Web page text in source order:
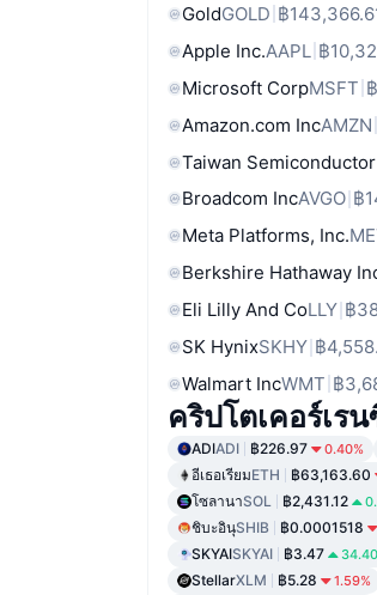
GoldGOLD ฿
Apple Inc.AAPL ฿
Microsoft CorpMSFT
Amazon.com IncAMZN
Taiwan
Broadcom IncAVGO ฿
Meta Platforms, Inc.
Berkshire Hathaway
Eli Lilly And CoLLY ฿
SK HynixSKHY ฿
Walmart IncWMT ฿
คริปโตเคอร์เร
ADIADI ฿226.97 0.40%
อีเธอเรียมETH ฿63,163.60
โซลานาSOL ฿2,431.12
ชิบะอินุSHIB ฿0.0001518
SKYAISKYAI ฿3.47
StellarXLM ฿5.28 1.59%